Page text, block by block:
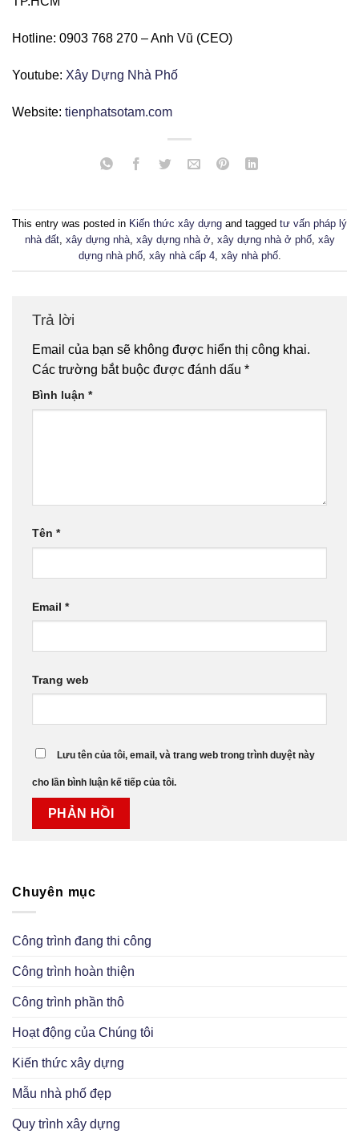
Hotline: 0903 768 270 – Anh Vũ (CEO)
Youtube: Xây Dựng Nhà Phố
Website: tienphatsotam.com
This entry was posted in Kiến thức xây dựng and tagged tư vấn pháp lý
nhà đất, xây dựng nhà, xây dựng nhà ở, xây dựng nhà ở phố, xây
dựng nhà phố, xây nhà cấp 4, xây nhà phố.
Trả lời
Email của bạn sẽ không được hiển thị công khai.
Các trường bắt buộc được đánh dấu *
Bình luận *
Tên *
Email *
Trang web
Lưu tên của tôi, email, và trang web trong trình duyệt này
cho lần bình luận kế tiếp của tôi.
Chuyên mục
Công trình đang thi công
Công trình hoàn thiện
Công trình phần thô
Hoạt động của Chúng tôi
Kiến thức xây dựng
Mẫu nhà phố đẹp
Quy trình xây dựng